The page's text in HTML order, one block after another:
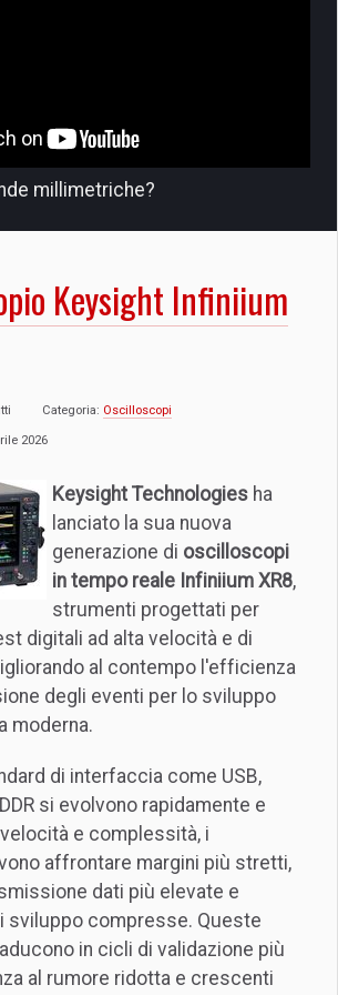
millimetriche?
Keysight Infiniium
Categoria: Oscilloscopi
2026
Keysight Technologies ha
lanciato la sua nuova
generazione di oscilloscopi
in tempo reale Infiniium XR8,
strumenti progettati per
digitali ad alta velocità e di
al contempo l'efficienza
degli eventi per lo sviluppo
moderna.
di interfaccia come USB,
si evolvono rapidamente e
e complessità, i
affrontare margini più stretti,
dati più elevate e
sviluppo compresse. Queste
in cicli di validazione più
al rumore ridotta e crescenti